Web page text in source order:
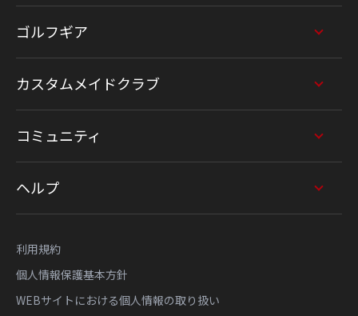
ゴルフギア
カスタムメイドクラブ
コミュニティ
ヘルプ
利用規約
個人情報保護基本方針
WEBサイトにおける個人情報の取り扱い